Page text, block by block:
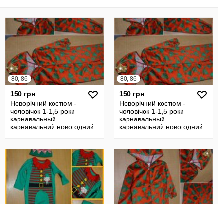
80, 86
150 грн
Новорічний костюм -
чоловічок 1-1,5 роки
карнавальный
карнавальний новогодний
80, 86
150 грн
Новорічний костюм -
чоловічок 1-1,5 роки
карнавальный
карнавальний новогодний